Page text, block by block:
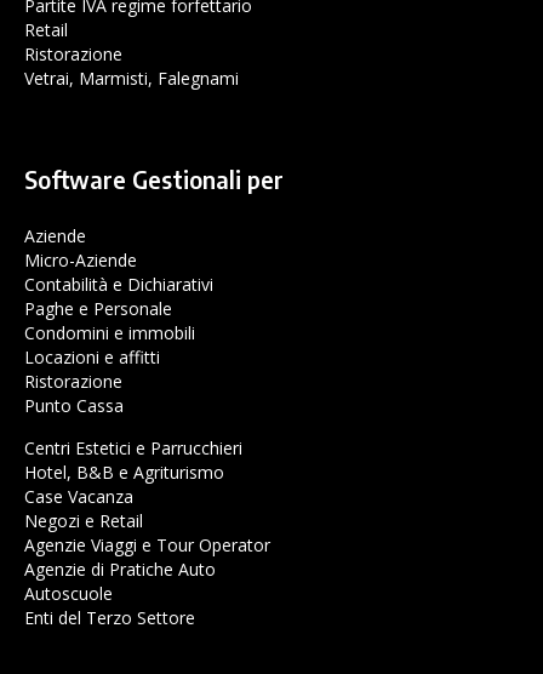
Partite IVA regime forfettario
Retail
Ristorazione
Vetrai, Marmisti, Falegnami
Software Gestionali per
Aziende
Micro-Aziende
Contabilità e Dichiarativi
Paghe e Personale
Condomini e immobili
Locazioni e affitti
Ristorazione
Punto Cassa
Centri Estetici e Parrucchieri
Hotel, B&B e Agriturismo
Case Vacanza
Negozi e Retail
Agenzie Viaggi e Tour Operator
Agenzie di Pratiche Auto
Autoscuole
Enti del Terzo Settore